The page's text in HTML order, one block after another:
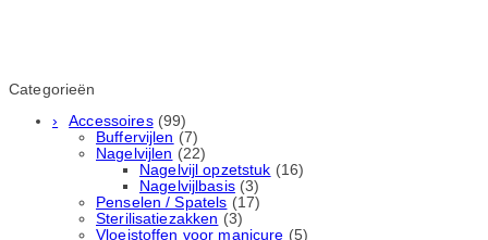
Categorieën
Accessoires (99)
Buffervijlen (7)
Nagelvijlen (22)
Nagelvijl opzetstuk (16)
Nagelvijlbasis (3)
Penselen / Spatels (17)
Sterilisatiezakken (3)
Vloeistoffen voor manicure (5)